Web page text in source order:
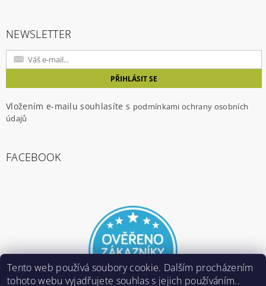
NEWSLETTER
Vložením e-mailu souhlasíte s podmínkami ochrany osobních
údajů
FACEBOOK
Tento web používá soubory cookie. Dalším procházením
tohoto webu vyjadřujete souhlas s jejich používáním..